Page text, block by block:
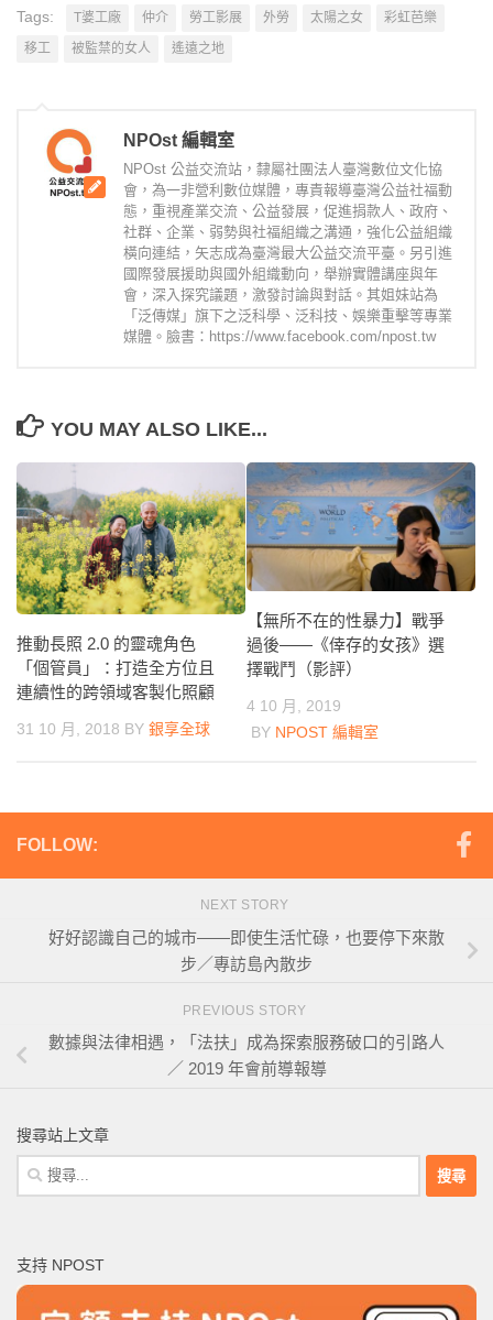
Tags: T婆工廠 仲介 勞工影展 外勞 太陽之女
彩虹芭樂
移工
被監禁的女人 遙遠之地
NPOst 編輯室
NPOst 公益交流站，隸屬社團法人臺灣數位文化協
會，為一非營利數位媒體，專責報導臺灣公益社福動
態，重視產業交流、公益發展，促進捐款人、政府、
社群、企業、弱勢與社福組織之溝通，強化公益組織
橫向連結，矢志成為臺灣最大公益交流平臺。另引進
國際發展援助與國外組織動向，舉辦實體講座與年
會，深入探究議題，激發討論與對話。其姐妹站為
「泛傳媒」旗下之泛科學、泛科技、娛樂重擊等專業
媒體。臉書：https://www.facebook.com/npost.tw
YOU MAY ALSO LIKE...
推動長照 2.0 的靈魂角色
「個管員」：打造全方位且
連續性的跨領域客製化照顧
31 10 月, 2018 BY 銀享全球
【無所不在的性暴力】戰爭
過後——《倖存的女孩》選
擇戰鬥（影評）
4 10 月, 2019
BY NPOST 編輯室
FOLLOW:
NEXT STORY
好好認識自己的城市——即使生活忙碌，也要停下來散
步／專訪島內散步
PREVIOUS STORY
數據與法律相遇，「法扶」成為探索服務破口的引路人
／ 2019 年會前導報導
搜尋站上文章
搜
尋
字:
支持 NPOST